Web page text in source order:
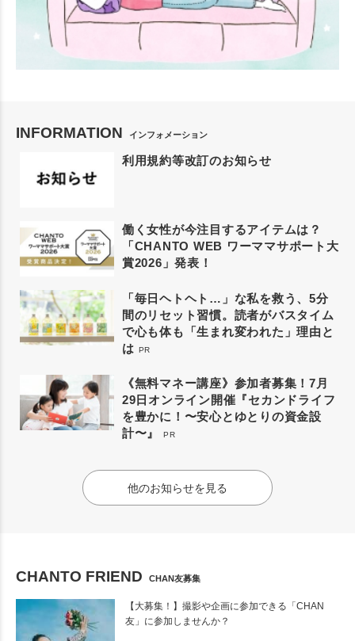
INFORMATION インフォメーション
利用規約等改訂のお知らせ
働く女性が今注目するアイテムは？
「CHANTO WEB ワーママサポート大
賞2026」発表！
「毎日ヘトヘト…」な私を救う、5分
間のリセット習慣。読者がバスタイム
で心も体も「生まれ変われた」理由と
は PR
《無料マネー講座》参加者募集！7月
29日オンライン開催『セカンドライフ
を豊かに！〜安心とゆとりの資金設
計〜』
PR
他のお知らせを見る
CHANTO FRIEND CHAN友募集
【大募集！】撮影や企画に参加できる「CHAN
友」に参加しませんか？